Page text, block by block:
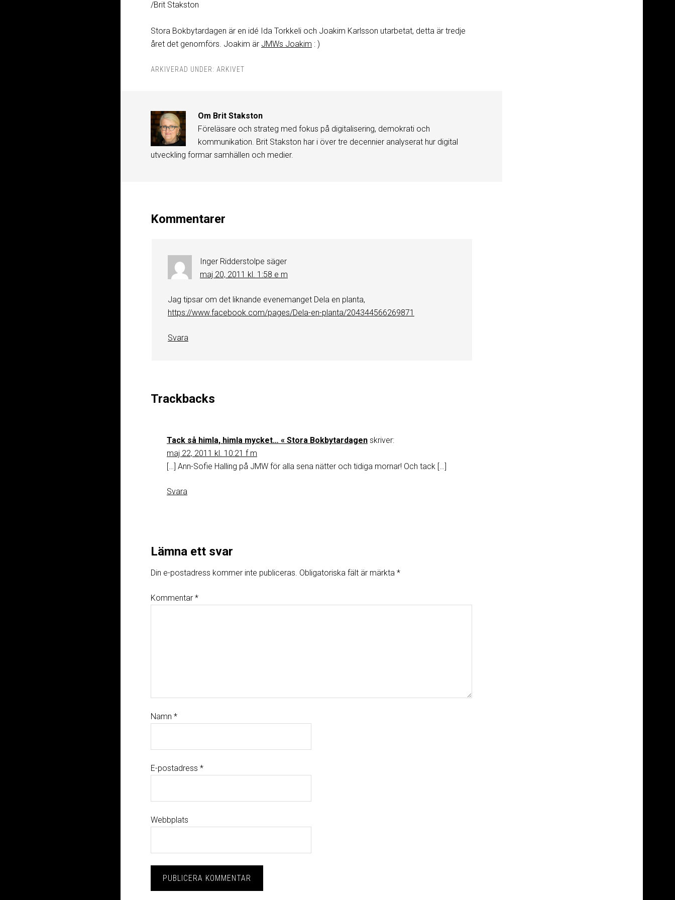
/Brit Stakston
Stora Bokbytardagen är en idé Ida Torkkeli och Joakim Karlsson utarbetat, detta är tredje
året det genomförs. Joakim är JMWs Joakim : )
ARKIVERAD UNDER: ARKIVET
Om Brit Stakston
Föreläsare och strateg med fokus på digitalisering, demokrati och
kommunikation. Brit Stakston har i över tre decennier analyserat hur digital
utveckling formar samhällen och medier.
Kommentarer
Inger Ridderstolpe säger
maj 20, 2011 kl. 1:58 e m
Jag tipsar om det liknande evenemanget Dela en planta,
https://www.facebook.com/pages/Dela-en-planta/204344566269871
Svara
Trackbacks
Tack så himla, himla mycket… « Stora Bokbytardagen skriver:
maj 22, 2011 kl. 10:21 f m
[…] Ann-Sofie Halling på JMW för alla sena nätter och tidiga mornar! Och tack […]
Svara
Lämna ett svar
Din e-postadress kommer inte publiceras. Obligatoriska fält är märkta *
Kommentar *
Namn *
E-postadress *
Webbplats